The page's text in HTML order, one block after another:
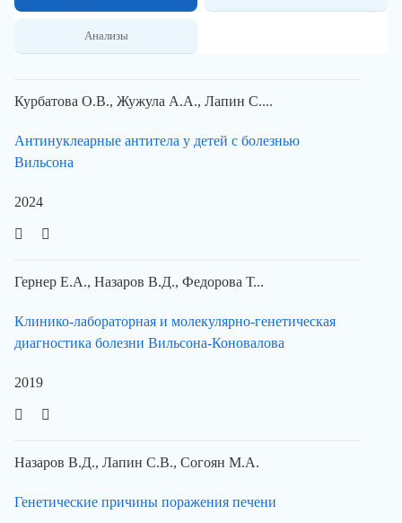
Анализы
Курбатова О.В., Жужула А.А., Лапин С....
Антинуклеарные антитела у детей с болезнью
Вильсона
2024
Гернер Е.А., Назаров В.Д., Федорова Т...
Клинико-лабораторная и молекулярно-генетическая
диагностика болезни Вильсона-Коновалова
2019
Назаров В.Д., Лапин С.В., Согоян М.А.
Генетические причины поражения печени